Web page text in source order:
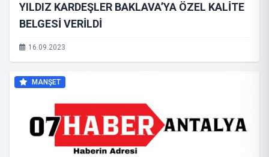
YILDIZ KARDEŞLER BAKLAVA’YA ÖZEL KALİTE
BELGESİ VERİLDİ
16.09.2023
MANŞET